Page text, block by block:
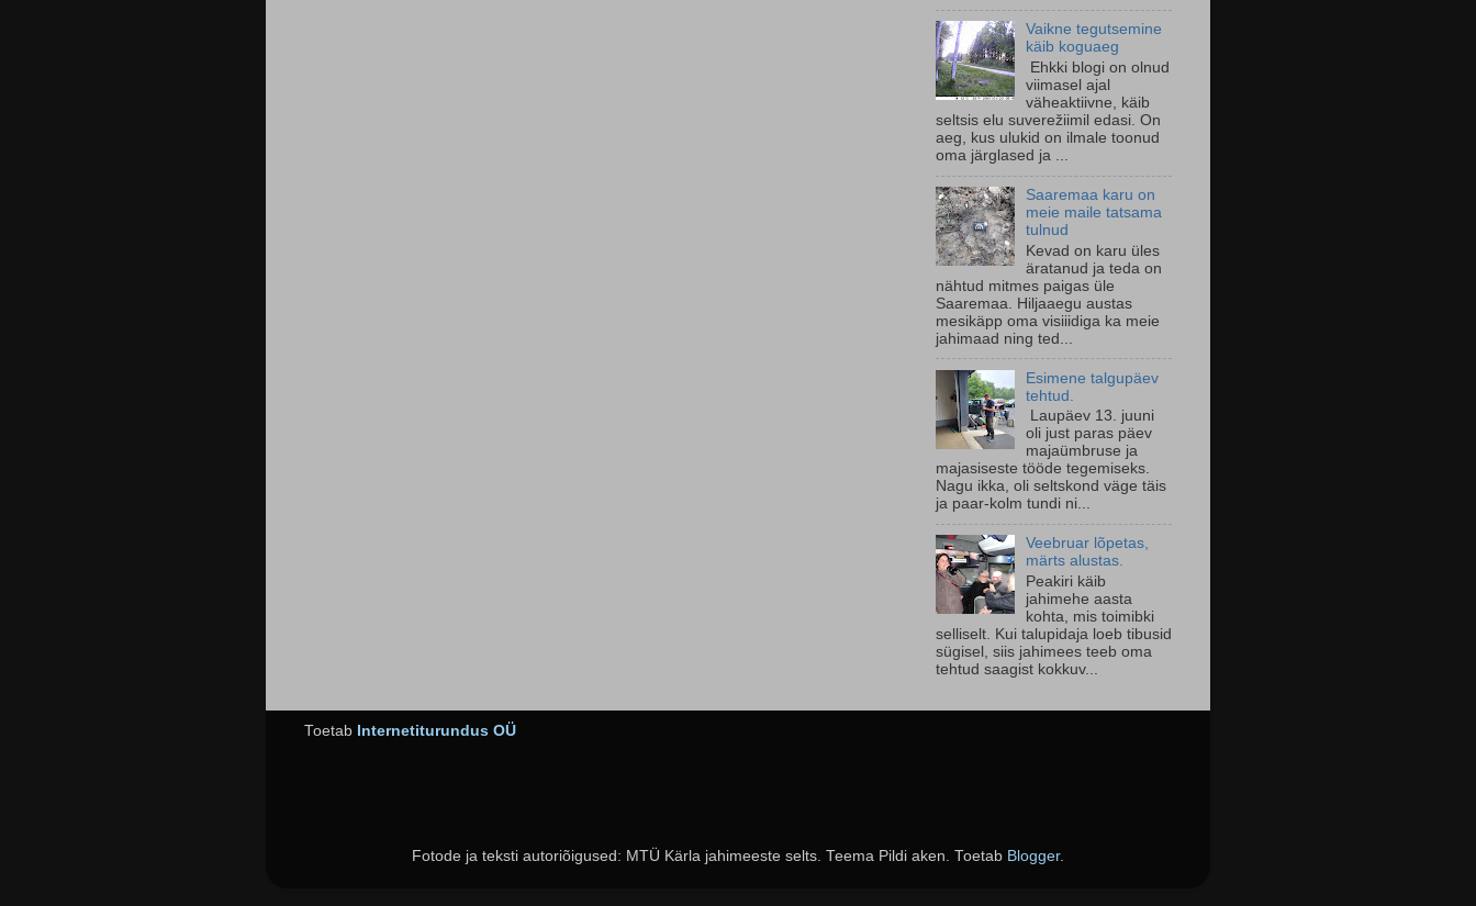
Vaikne tegutsemine
käib koguaeg
Ehkki blogi on olnud
viimasel ajal
väheaktiivne, käib
seltsis elu suverežiimil edasi. On
aeg, kus ulukid on ilmale toonud
oma järglased ja ...
Saaremaa karu on
meie maile tatsama
tulnud
Kevad on karu üles
äratanud ja teda on
nähtud mitmes paigas üle
Saaremaa. Hiljaaegu austas
mesikäpp oma visiiidiga ka meie
jahimaad ning ted...
Esimene talgupäev
tehtud.
Laupäev 13. juuni
oli just paras päev
majaümbruse ja
majasiseste tööde tegemiseks.
Nagu ikka, oli seltskond väge täis
ja paar-kolm tundi ni...
Veebruar lõpetas,
märts alustas.
Peakiri käib
jahimehe aasta
kohta, mis toimibki
selliselt. Kui talupidaja loeb tibusid
sügisel, siis jahimees teeb oma
tehtud saagist kokkuv...
Toetab Internetiturundus OÜ
Fotode ja teksti autoriõigused: MTÜ Kärla jahimeeste selts. Teema Pildi aken. Toetab Blogger.